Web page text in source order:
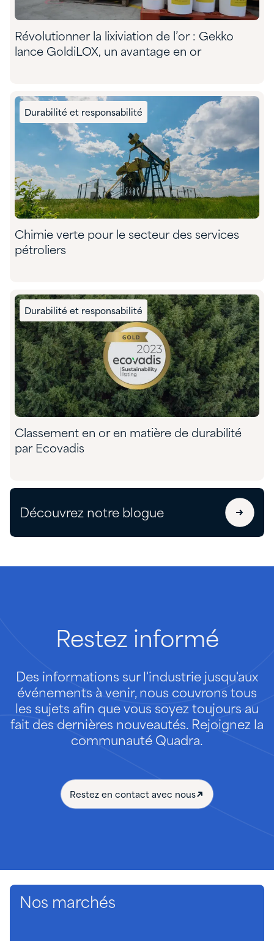
Révolutionner la lixiviation de l’or : Gekko
lance GoldiLOX, un avantage en or
Durabilité et responsabilité
Chimie verte pour le secteur des services
pétroliers
Durabilité et responsabilité
Classement en or en matière de durabilité
par Ecovadis
Découvrez notre blogue
Restez informé
Des informations sur l'industrie jusqu'aux
événements à venir, nous couvrons tous
les sujets afin que vous soyez toujours au
fait des dernières nouveautés. Rejoignez la
communauté Quadra.
Restez en contact avec nous
Nos marchés